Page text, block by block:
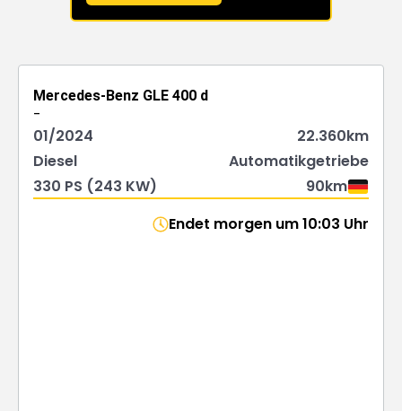
Mercedes-Benz GLE 400 d
-
01/2024
22.360km
Diesel
Automatikgetriebe
330 PS (243 KW)
90km
Endet morgen um 10:03 Uhr